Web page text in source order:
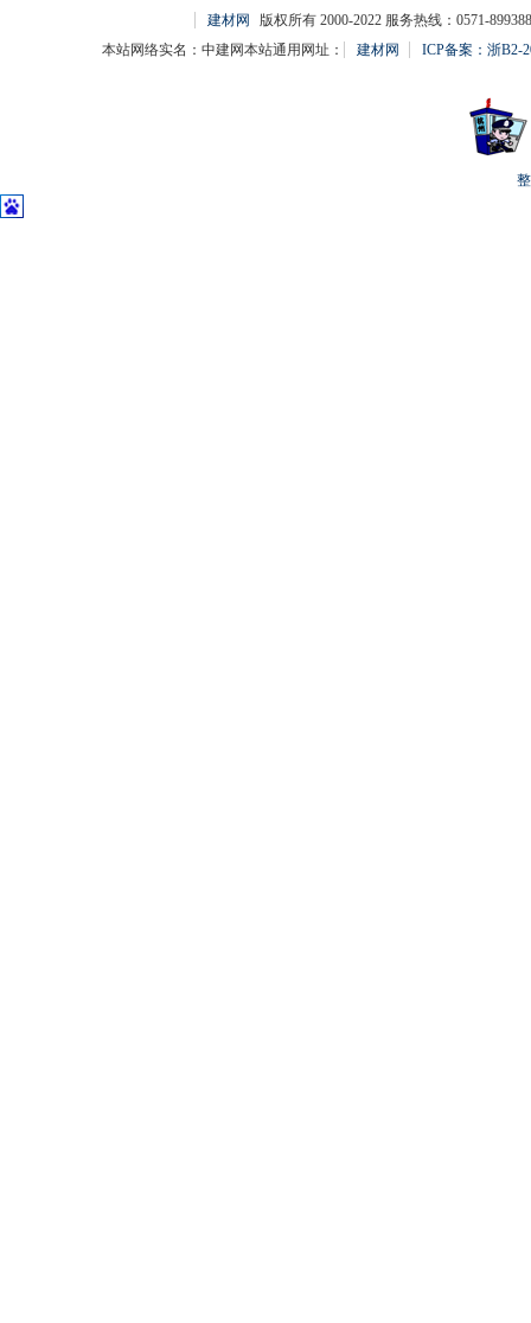
建材网
版权所有 2000-2022 服务热线：0571-
本站网络实名：中建网本站通用网址：
建材网 ICP备案：浙B2-